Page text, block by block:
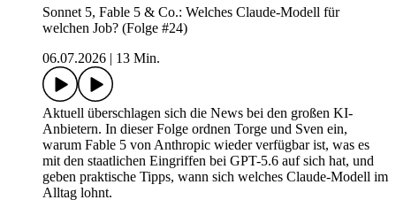
Sonnet 5, Fable 5 & Co.: Welches Claude-Modell für
welchen Job? (Folge #24)
06.07.2026
13 Min.
Aktuell überschlagen sich die News bei den großen KI-
Anbietern. In dieser Folge ordnen Torge und Sven ein,
warum Fable 5 von Anthropic wieder verfügbar ist, was es
mit den staatlichen Eingriffen bei GPT-5.6 auf sich hat, und
geben praktische Tipps, wann sich welches Claude-Modell im
Alltag lohnt.